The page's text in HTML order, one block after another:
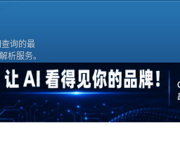
询的最
析服务。
文件
信息：
后重新启
的相关的